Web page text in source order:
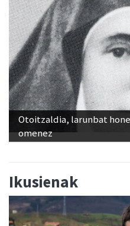
Otoitzaldia, larunbat
omenez
Ikusienak